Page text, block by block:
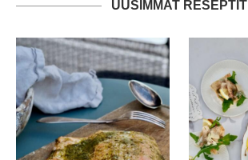
UUSIMMAT RESEPTIT